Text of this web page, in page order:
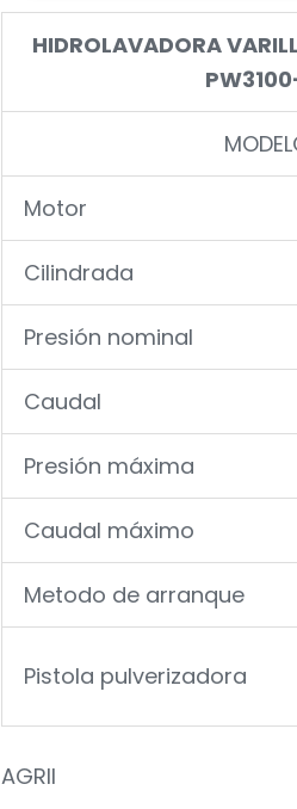
HIDROLAVADORA
Motor
Cilindrada
Presión nominal
Caudal
Presión máxima
Caudal máximo
Metodo de arranque
Pistola pulverizadora
AGRII